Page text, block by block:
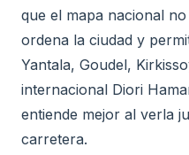
que el mapa nacional
ordena la ciudad y
Yantala, Goudel,
internacional Diori
entiende mejor al verla
carretera.